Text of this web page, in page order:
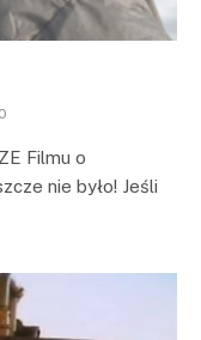
0
Filmu o
nie było! Jeśli